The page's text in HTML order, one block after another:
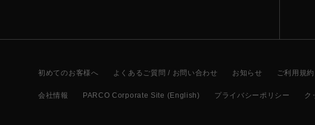
初めてのお客様へ よくあるご質問 / お問い合わせ お知らせ ご利用規約
会社情報 PARCO Corporate Site (English) プライバシーポリシー ク